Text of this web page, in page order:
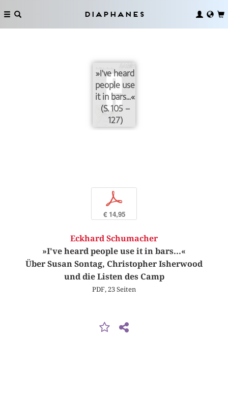
Diaphanes
»I've heard
people use
it in bars...«
(S. 105 –
127)
p
€ 14,95
Eckhard Schumacher
»I've heard people use it in bars...«
Über Susan Sontag, Christopher Isherwood
und die Listen des Camp
PDF, 23 Seiten